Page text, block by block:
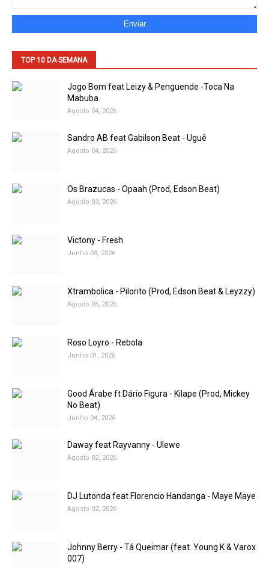
TOP 10 DA SEMANA
Jogo Bom feat Leizy & Penguende -Toca Na
Mabuba
Agosto 04, 2026
Sandro AB feat Gabilson Beat - Uguê
Agosto 04, 2026
Os Brazucas - Opaah (Prod, Edson Beat)
Agosto 03, 2026
Victony - Fresh
Junho 03, 2026
Xtrambolica - Pilorito (Prod, Edson Beat & Leyzzy)
Agosto 05, 2026
Roso Loyro - Rebola
Junho 01, 2026
Good Árabe ft Dário Figura - Kilape (Prod, Mickey
No Beat)
Junho 04, 2026
Daway feat Rayvanny - Ulewe
Agosto 02, 2026
DJ Lutonda feat Florencio Handanga - Maye Maye
Agosto 02, 2026
Johnny Berry - Tá Queimar (feat. Young K & Varox
007)